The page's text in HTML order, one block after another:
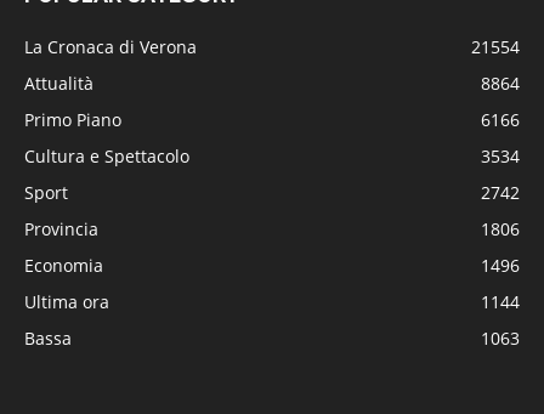
La Cronaca di Verona
21554
Attualità
8864
Primo Piano
6166
Cultura e Spettacolo
3534
Sport
2742
Provincia
1806
Economia
1496
Ultima ora
1144
Bassa
1063